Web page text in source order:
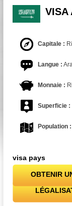
VISA
Capitale :
Langue :
Monnaie :
Superficie :
Population :
visa pays
OBTENIR